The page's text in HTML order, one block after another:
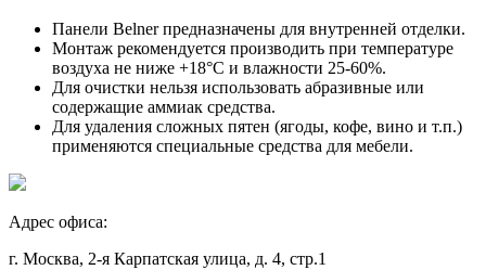
Панели Belner предназначены для внутренней отделки.
Монтаж рекомендуется производить при температуре
воздуха не ниже +18°C и влажности 25-60%.
Для очистки нельзя использовать абразивные или
содержащие аммиак средства.
Для удаления сложных пятен (ягоды, кофе, вино и т.п.)
применяются специальные средства для мебели.
Адрес офиса:
г. Москва, 2-я Карпатская улица, д. 4, стр.1